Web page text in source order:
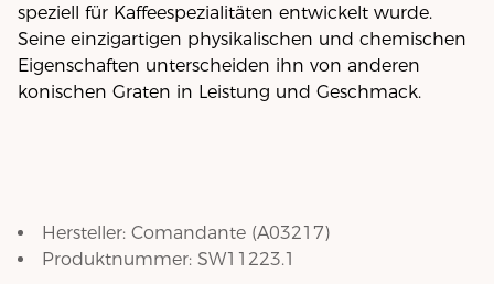
speziell für Kaffeespezialitäten entwickelt wurde.
Seine einzigartigen physikalischen und chemischen
Eigenschaften unterscheiden ihn von anderen
konischen Graten in Leistung und Geschmack.
Hersteller: Comandante (A03217)
Produktnummer: SW11223.1